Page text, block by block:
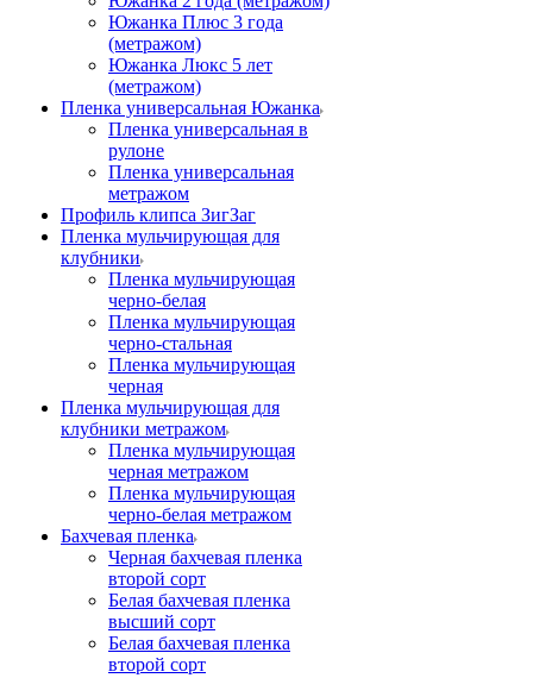
Южанка Плюс 3 года
(метражом)
Южанка Люкс 5 лет
(метражом)
Пленка универсальная Южанка
Пленка универсальная в
рулоне
Пленка универсальная
метражом
Профиль клипса ЗигЗаг
Пленка мульчирующая для
клубники
Пленка мульчирующая
черно-белая
Пленка мульчирующая
черно-стальная
Пленка мульчирующая
черная
Пленка мульчирующая для
клубники метражом
Пленка мульчирующая
черная метражом
Пленка мульчирующая
черно-белая метражом
Бахчевая пленка
Черная бахчевая пленка
второй сорт
Белая бахчевая пленка
высший сорт
Белая бахчевая пленка
второй сорт